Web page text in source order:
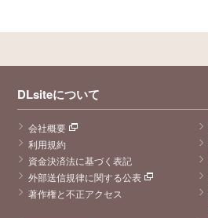
DLsiteについて
会社概要
利用規約
資金決済法に基づく表記
外部送信規律に関する公表
著作権と不正アクセス